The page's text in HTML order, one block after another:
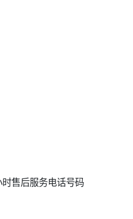
售后服务电话号码